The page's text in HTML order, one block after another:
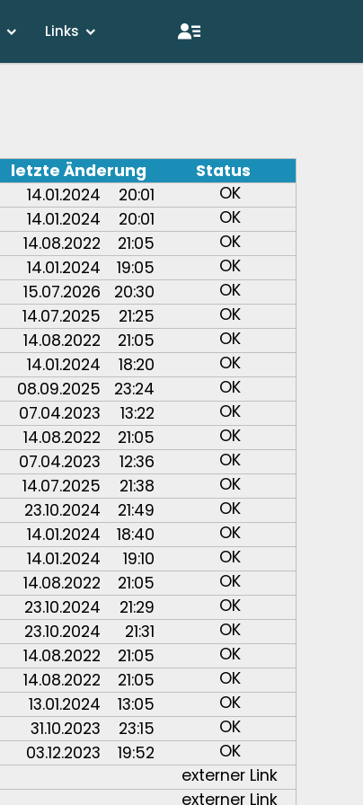
Links
letzte Änderung
Status
14.01.2024 20:01
OK
14.01.2024 20:01
OK
14.08.2022 21:05
OK
14.01.2024 19:05
OK
15.07.2026 20:30
OK
14.07.2025 21:25
OK
14.08.2022 21:05
OK
14.01.2024 18:20
OK
08.09.2025 23:24
OK
07.04.2023 13:22
OK
14.08.2022 21:05
OK
07.04.2023 12:36
OK
14.07.2025 21:38
OK
23.10.2024 21:49
OK
14.01.2024 18:40
OK
14.01.2024 19:10
OK
14.08.2022 21:05
OK
23.10.2024 21:29
OK
23.10.2024 21:31
OK
14.08.2022 21:05
OK
14.08.2022 21:05
OK
13.01.2024 13:05
OK
31.10.2023 23:15
OK
03.12.2023 19:52
OK
externer Link
externer Link